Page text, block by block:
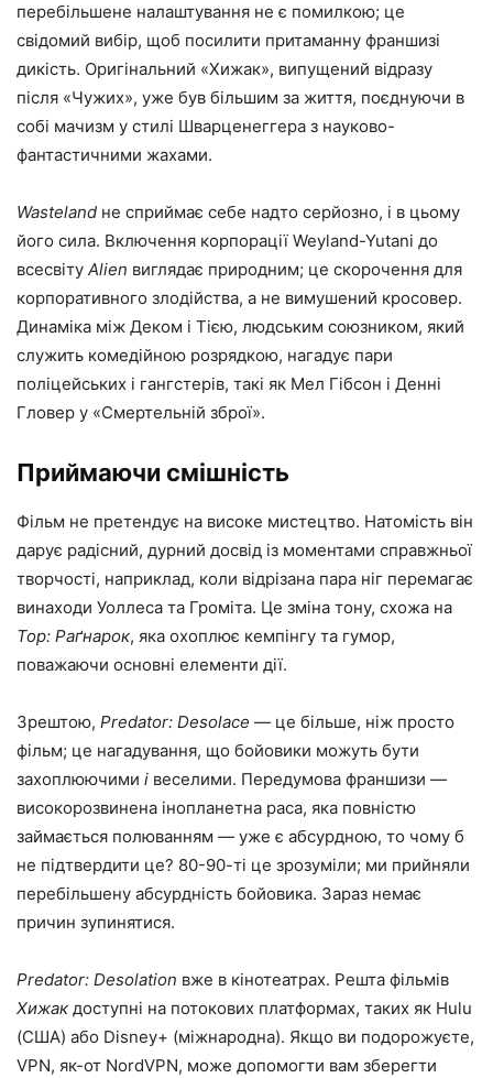
перебільшене налаштування не є помилкою; це
свідомий вибір, щоб посилити притаманну франшизі
дикість. Оригінальний «Хижак», випущений відразу
після «Чужих», уже був більшим за життя, поєднуючи в
собі мачизм у стилі Шварценеггера з науково-
фантастичними жахами.
Wasteland не сприймає себе надто серйозно, і в цьому
його сила. Включення корпорації Weyland-Yutani до
всесвіту Alien виглядає природним; це скорочення для
корпоративного злодійства, а не вимушений кросовер.
Динаміка між Деком і Тією, людським союзником, який
служить комедійною розрядкою, нагадує пари
поліцейських і гангстерів, такі як Мел Гібсон і Денні
Гловер у «Смертельній зброї».
Приймаючи смішність
Фільм не претендує на високе мистецтво. Натомість він
дарує радісний, дурний досвід із моментами справжньої
творчості, наприклад, коли відрізана пара ніг перемагає
винаходи Уоллеса та Громіта. Це зміна тону, схожа на
Тор: Раґнарок, яка охоплює кемпінгу та гумор,
поважаючи основні елементи дії.
Зрештою, Predator: Desolace — це більше, ніж просто
фільм; це нагадування, що бойовики можуть бути
захоплюючими і веселими. Передумова франшизи —
високорозвинена інопланетна раса, яка повністю
займається полюванням — уже є абсурдною, то чому б
не підтвердити це? 80-90-ті це зрозуміли; ми прийняли
перебільшену абсурдність бойовика. Зараз немає
причин зупинятися.
Predator: Desolation вже в кінотеатрах. Решта фільмів
Хижак доступні на потокових платформах, таких як Hulu
(США) або Disney+ (міжнародна). Якщо ви подорожуєте,
VPN, як-от NordVPN, може допомогти вам зберегти